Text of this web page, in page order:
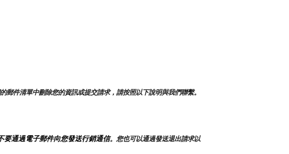
件清單中刪除您的資訊或提交請求，請按照以下說明與我們聯繫。
要通過電子郵件向您發送行銷通信。您也可以通過發送退出請求以